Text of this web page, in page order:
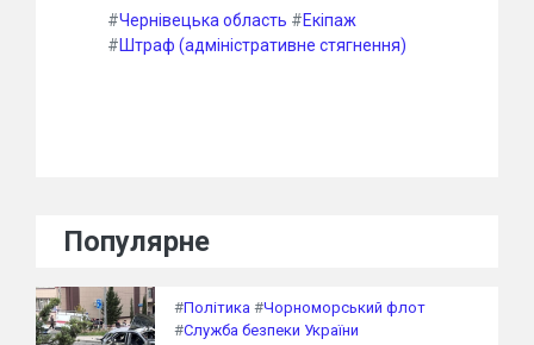
#Чернівецька область #Екіпаж
#Штраф (адміністративне стягнення)
Популярне
#Політика #Чорноморський флот
#Служба безпеки України